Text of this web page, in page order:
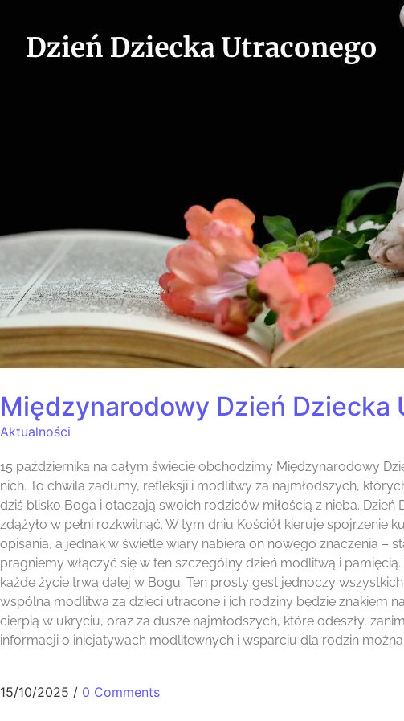
Międzynarodowy Dzień
Aktualności
15 października na całym świecie obchodzimy Międzynarodowy
nich. To chwila zadumy, refleksji i modlitwy za najmłodszych,
dziś blisko Boga i otaczają swoich rodziców miłością z nieba.
zdążyło w pełni rozkwitnąć. W tym dniu Kościół kieruje
opisania, a jednak w świetle wiary nabiera on nowego znaczenia –
pragniemy włączyć się w ten szczególny dzień modlitwą i
każde życie trwa dalej w Bogu. Ten prosty gest jednoczy
wspólna modlitwa za dzieci utracone i ich rodziny będzie znakiem
cierpią w ukryciu, oraz za dusze najmłodszych, które odeszły,
informacji o inicjatywach modlitewnych i wsparciu dla rodzin
15/10/2025 / 0 Comments